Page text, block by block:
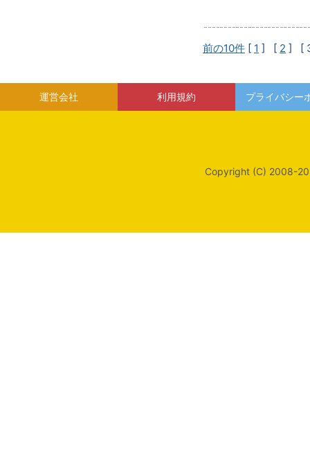
前の10件 [ 1 ] [ 2 ] [
運営会社 利用規約 プライバシー
Copyright (C) 2008-